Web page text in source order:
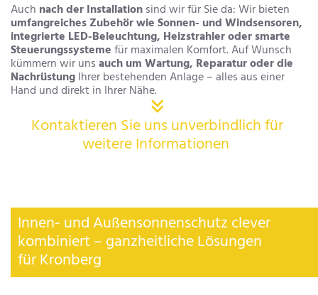
Auch nach der Installationsind wir für Sie da: Wir bieten
umfangreiches Zubehör wie Sonnen- und Windsensoren,
integrierte LED-Beleuchtung, Heizstrahler oder smarte
Steuerungssystemefür maximalen Komfort. Auf Wunsch
kümmern wir unsauch um Wartung, Reparatur oder die
NachrüstungIhrer bestehenden Anlage – alles aus einer
Hand und direkt in Ihrer Nähe.

Kontaktieren Sie uns unverbindlich für
weitere Informationen
Innen- und Außensonnenschutz clever
kombiniert – ganzheitliche Lösungen
für Kronberg